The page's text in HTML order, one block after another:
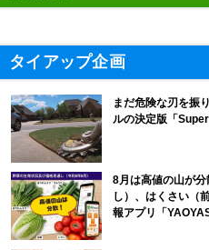
タイアップ企画
まだ危険な刃を振
ルの決定版「Super
8月は高値の山が
し）、はくさい（
報アプリ「